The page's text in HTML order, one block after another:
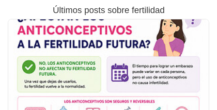
Últimos posts sobre fertilidad